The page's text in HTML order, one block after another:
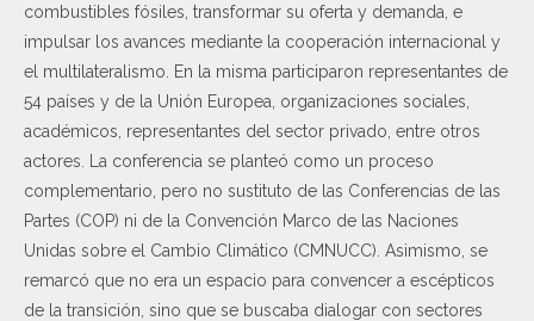
combustibles fósiles, transformar su oferta y demanda, e
impulsar los avances mediante la cooperación internacional y
el multilateralismo. En la misma participaron representantes de
54 países y de la Unión Europea, organizaciones sociales,
académicos, representantes del sector privado, entre otros
actores. La conferencia se planteó como un proceso
complementario, pero no sustituto de las Conferencias de las
Partes (COP) ni de la Convención Marco de las Naciones
Unidas sobre el Cambio Climático (CMNUCC). Asimismo, se
remarcó que no era un espacio para convencer a escépticos
de la transición, sino que se buscaba dialogar con sectores